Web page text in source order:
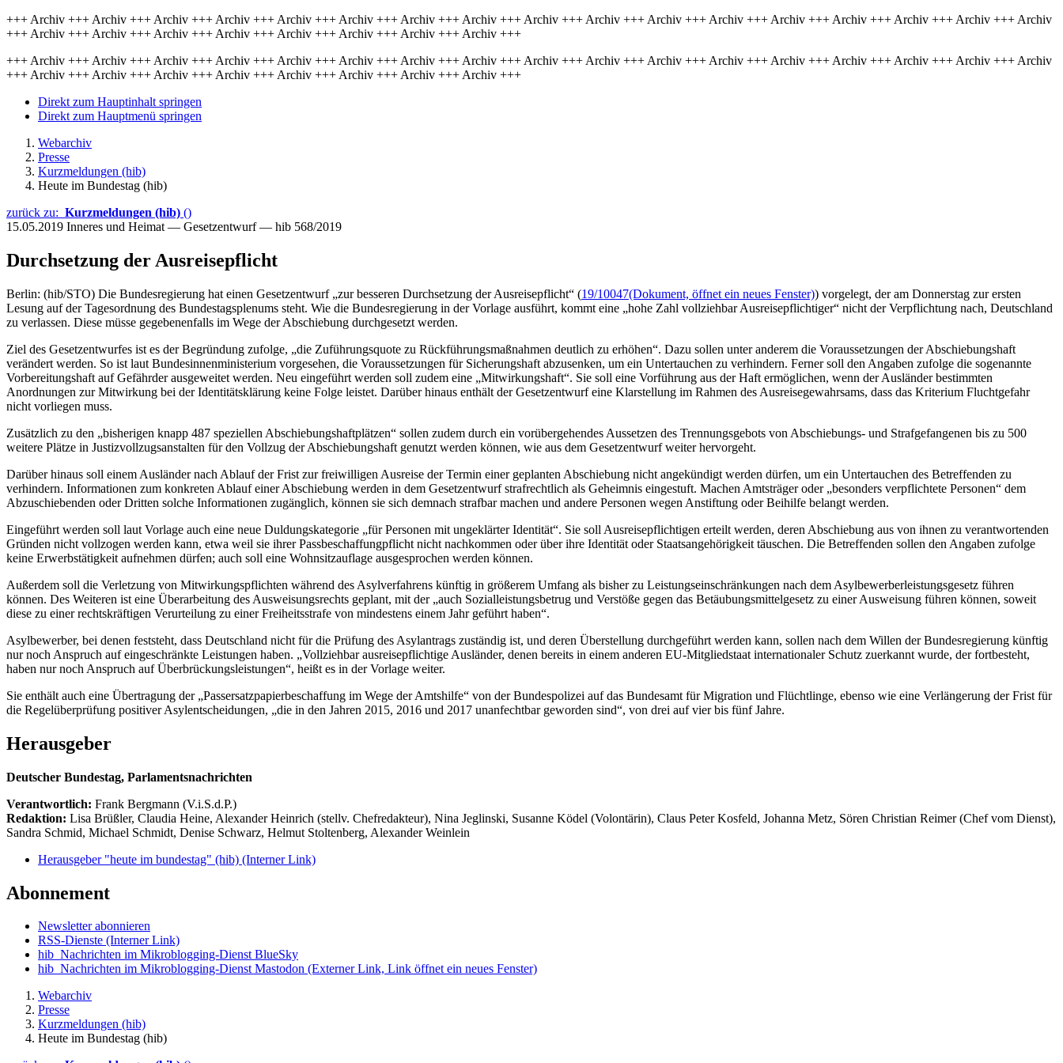
+++ Archiv +++ Archiv +++ Archiv +++ Archiv +++ Archiv +++ Archiv +++ Archiv +++ Archiv +++ Archiv +++ Archiv +++ Archiv +++ Archiv +++ Archiv +++ Archiv +++ Archiv +++ Archiv +++ Archiv
+++ Archiv +++ Archiv +++ Archiv +++ Archiv +++ Archiv +++ Archiv +++ Archiv +++ Archiv +++
+++ Archiv +++ Archiv +++ Archiv +++ Archiv +++ Archiv +++ Archiv +++ Archiv +++ Archiv +++ Archiv +++ Archiv +++ Archiv +++ Archiv +++ Archiv +++ Archiv +++ Archiv +++ Archiv +++ Archiv
+++ Archiv +++ Archiv +++ Archiv +++ Archiv +++ Archiv +++ Archiv +++ Archiv +++ Archiv +++
Direkt zum Hauptinhalt springen
Direkt zum Hauptmenü springen
Webarchiv
Presse
Kurzmeldungen (hib)
Heute im Bundestag (hib)
zurück zu: Kurzmeldungen (hib) ()
15.05.2019 Inneres und Heimat — Gesetzentwurf — hib 568/2019
Durchsetzung der Ausreisepflicht
Berlin: (hib/STO) Die Bundesregierung hat einen Gesetzentwurf „zur besseren Durchsetzung der Ausreisepflicht“ (19/10047(Dokument, öffnet ein neues Fenster)) vorgelegt, der am Donnerstag zur ersten
Lesung auf der Tagesordnung des Bundestagsplenums steht. Wie die Bundesregierung in der Vorlage ausführt, kommt eine „hohe Zahl vollziehbar Ausreisepflichtiger“ nicht der Verpflichtung nach, Deutschland
zu verlassen. Diese müsse gegebenenfalls im Wege der Abschiebung durchgesetzt werden.
Ziel des Gesetzentwurfes ist es der Begründung zufolge, „die Zuführungsquote zu Rückführungsmaßnahmen deutlich zu erhöhen“. Dazu sollen unter anderem die Voraussetzungen der Abschiebungshaft
verändert werden. So ist laut Bundesinnenministerium vorgesehen, die Voraussetzungen für Sicherungshaft abzusenken, um ein Untertauchen zu verhindern. Ferner soll den Angaben zufolge die sogenannte
Vorbereitungshaft auf Gefährder ausgeweitet werden. Neu eingeführt werden soll zudem eine „Mitwirkungshaft“. Sie soll eine Vorführung aus der Haft ermöglichen, wenn der Ausländer bestimmten
Anordnungen zur Mitwirkung bei der Identitätsklärung keine Folge leistet. Darüber hinaus enthält der Gesetzentwurf eine Klarstellung im Rahmen des Ausreisegewahrsams, dass das Kriterium Fluchtgefahr
nicht vorliegen muss.
Zusätzlich zu den „bisherigen knapp 487 speziellen Abschiebungshaftplätzen“ sollen zudem durch ein vorübergehendes Aussetzen des Trennungsgebots von Abschiebungs- und Strafgefangenen bis zu 500
weitere Plätze in Justizvollzugsanstalten für den Vollzug der Abschiebungshaft genutzt werden können, wie aus dem Gesetzentwurf weiter hervorgeht.
Darüber hinaus soll einem Ausländer nach Ablauf der Frist zur freiwilligen Ausreise der Termin einer geplanten Abschiebung nicht angekündigt werden dürfen, um ein Untertauchen des Betreffenden zu
verhindern. Informationen zum konkreten Ablauf einer Abschiebung werden in dem Gesetzentwurf strafrechtlich als Geheimnis eingestuft. Machen Amtsträger oder „besonders verpflichtete Personen“ dem
Abzuschiebenden oder Dritten solche Informationen zugänglich, können sie sich demnach strafbar machen und andere Personen wegen Anstiftung oder Beihilfe belangt werden.
Eingeführt werden soll laut Vorlage auch eine neue Duldungskategorie „für Personen mit ungeklärter Identität“. Sie soll Ausreisepflichtigen erteilt werden, deren Abschiebung aus von ihnen zu verantwortenden
Gründen nicht vollzogen werden kann, etwa weil sie ihrer Passbeschaffungpflicht nicht nachkommen oder über ihre Identität oder Staatsangehörigkeit täuschen. Die Betreffenden sollen den Angaben zufolge
keine Erwerbstätigkeit aufnehmen dürfen; auch soll eine Wohnsitzauflage ausgesprochen werden können.
Außerdem soll die Verletzung von Mitwirkungspflichten während des Asylverfahrens künftig in größerem Umfang als bisher zu Leistungseinschränkungen nach dem Asylbewerberleistungsgesetz führen
können. Des Weiteren ist eine Überarbeitung des Ausweisungsrechts geplant, mit der „auch Sozialleistungsbetrug und Verstöße gegen das Betäubungsmittelgesetz zu einer Ausweisung führen können, soweit
diese zu einer rechtskräftigen Verurteilung zu einer Freiheitsstrafe von mindestens einem Jahr geführt haben“.
Asylbewerber, bei denen feststeht, dass Deutschland nicht für die Prüfung des Asylantrags zuständig ist, und deren Überstellung durchgeführt werden kann, sollen nach dem Willen der Bundesregierung künftig
nur noch Anspruch auf eingeschränkte Leistungen haben. „Vollziehbar ausreisepflichtige Ausländer, denen bereits in einem anderen EU-Mitgliedstaat internationaler Schutz zuerkannt wurde, der fortbesteht,
haben nur noch Anspruch auf Überbrückungsleistungen“, heißt es in der Vorlage weiter.
Sie enthält auch eine Übertragung der „Passersatzpapierbeschaffung im Wege der Amtshilfe“ von der Bundespolizei auf das Bundesamt für Migration und Flüchtlinge, ebenso wie eine Verlängerung der Frist für
die Regelüberprüfung positiver Asylentscheidungen, „die in den Jahren 2015, 2016 und 2017 unanfechtbar geworden sind“, von drei auf vier bis fünf Jahre.
Herausgeber
Deutscher Bundestag, Parlamentsnachrichten
Verantwortlich: Frank Bergmann (V.i.S.d.P.)
Redaktion: Lisa Brüßler, Claudia Heine, Alexander Heinrich (stellv. Chefredakteur), Nina Jeglinski, Susanne Ködel (Volontärin), Claus Peter Kosfeld, Johanna Metz, Sören Christian Reimer (Chef vom Dienst),
Sandra Schmid, Michael Schmidt, Denise Schwarz, Helmut Stoltenberg, Alexander Weinlein
Herausgeber "heute im bundestag" (hib) (Interner Link)
Abonnement
Newsletter abonnieren
RSS-Dienste (Interner Link)
hib_Nachrichten im Mikroblogging-Dienst BlueSky
hib_Nachrichten im Mikroblogging-Dienst Mastodon (Externer Link, Link öffnet ein neues Fenster)
Webarchiv
Presse
Kurzmeldungen (hib)
Heute im Bundestag (hib)